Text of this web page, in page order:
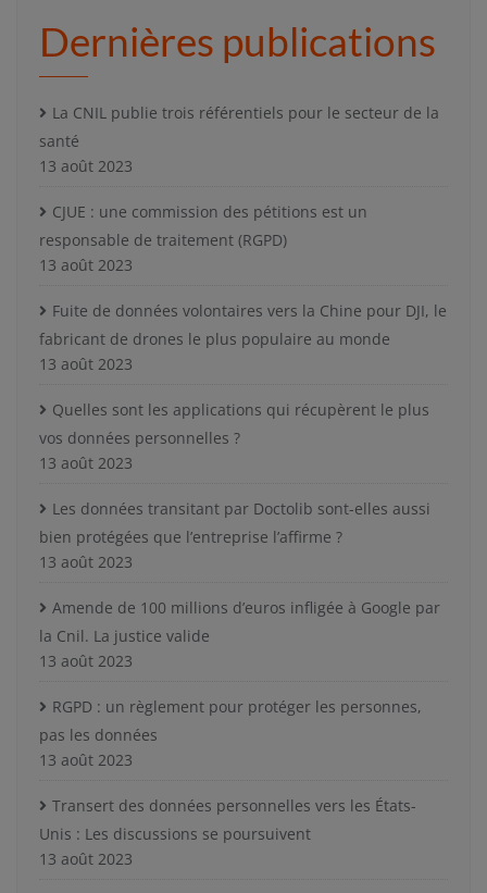
Dernières publications
La CNIL publie trois référentiels pour le secteur de la
santé
13 août 2023
CJUE : une commission des pétitions est un
responsable de traitement (RGPD)
13 août 2023
Fuite de données volontaires vers la Chine pour DJI, le
fabricant de drones le plus populaire au monde
13 août 2023
Quelles sont les applications qui récupèrent le plus
vos données personnelles ?
13 août 2023
Les données transitant par Doctolib sont-elles aussi
bien protégées que l’entreprise l’affirme ?
13 août 2023
Amende de 100 millions d’euros infligée à Google par
la Cnil. La justice valide
13 août 2023
RGPD : un règlement pour protéger les personnes,
pas les données
13 août 2023
Transert des données personnelles vers les États-
Unis : Les discussions se poursuivent
13 août 2023